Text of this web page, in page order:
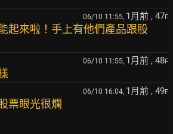
06/10 11:55, 1月前 , 47F
起來啦！手上有他們產品跟股
06/10 11:55, 1月前 , 48F
06/10 16:04, 1月前 , 49F
票眼光很爛